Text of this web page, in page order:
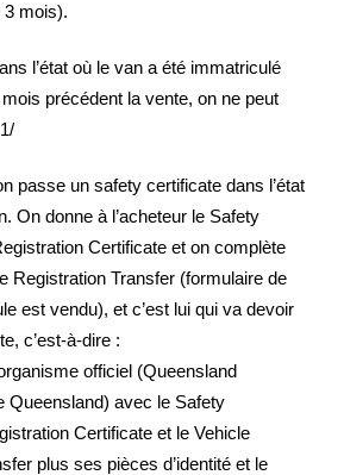
3 mois).
l’état où le van a été immatriculé
précédent la vente, on ne peut
passe un safety certificate dans l’état
On donne à l’acheteur le Safety
Certificate et on complète
Registration Transfer (formulaire de
est vendu), et c’est lui qui va devoir
c’est-à-dire :
officiel (Queensland
Queensland) avec le Safety
Certificate et le Vehicle
plus ses pièces d’identité et le